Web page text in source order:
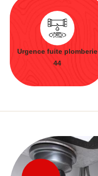
Urgence fuite plomberie
44